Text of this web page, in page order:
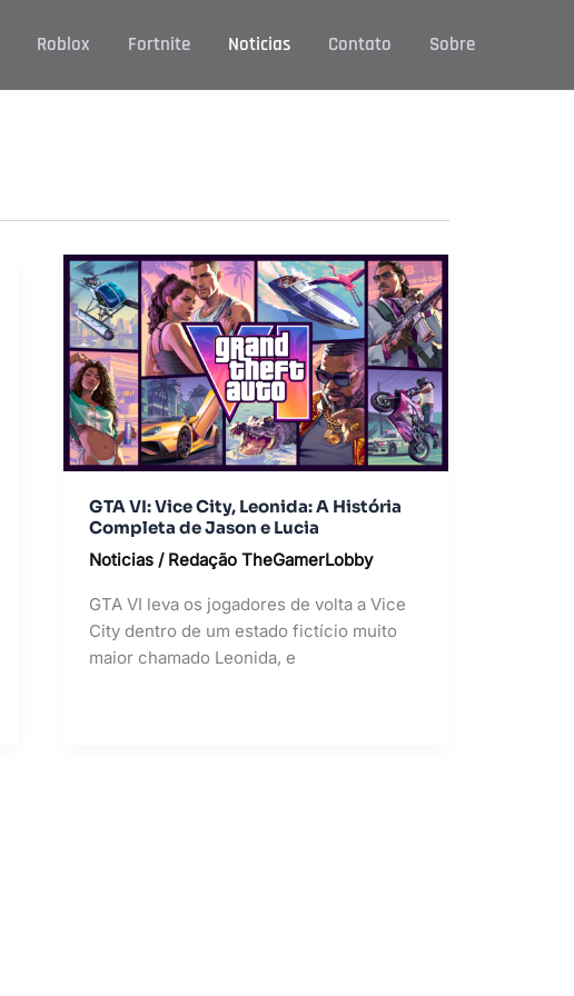
Roblox Fortnite Noticias Contato Sobre
GTA VI: Vice City, Leonida: A História
Completa de Jason e Lucia
Noticias/ Redação TheGamerLobby
GTA VI leva os jogadores de volta a Vice
City dentro de um estado fictício muito
maior chamado Leonida, e